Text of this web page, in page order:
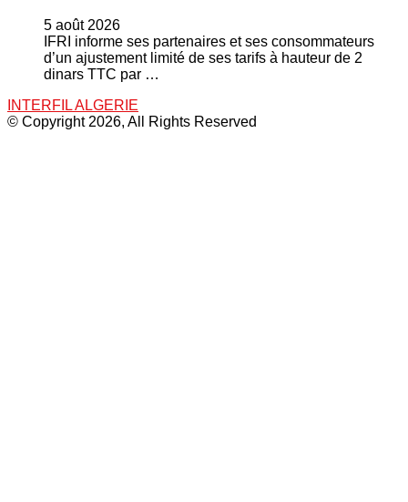
5 août 2026
IFRI informe ses partenaires et ses consommateurs
d’un ajustement limité de ses tarifs à hauteur de 2
dinars TTC par …
INTERFIL ALGERIE
© Copyright 2026, All Rights Reserved